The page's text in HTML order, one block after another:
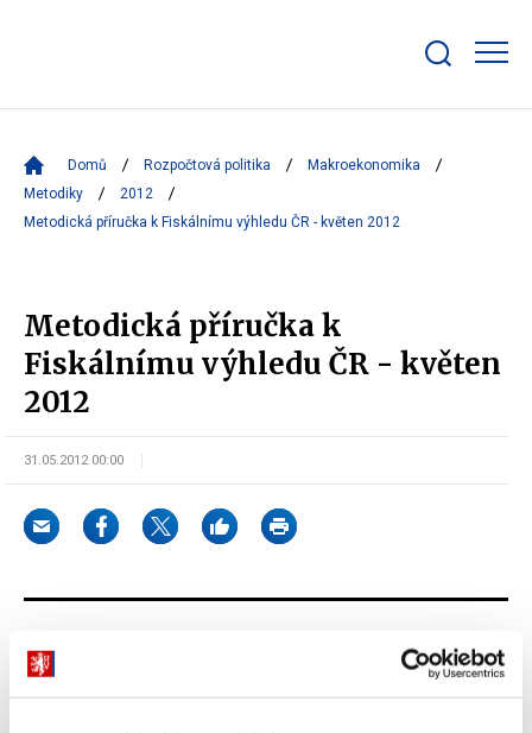
bar
Domů Rozpočtová politika
Makroekonomika
Metodiky
2012
Metodická příručka k Fiskálnímu výhledu ČR - květen 2012
Metodická příručka k
Fiskálnímu výhledu ČR - květen
2012
31.05.2012 00:00
Dokumenty ke stažení